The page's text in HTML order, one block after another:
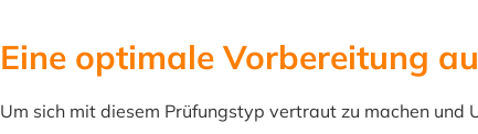
Eine optimale Vorbereitung
Um sich mit diesem Prüfungstyp vertraut zu machen und